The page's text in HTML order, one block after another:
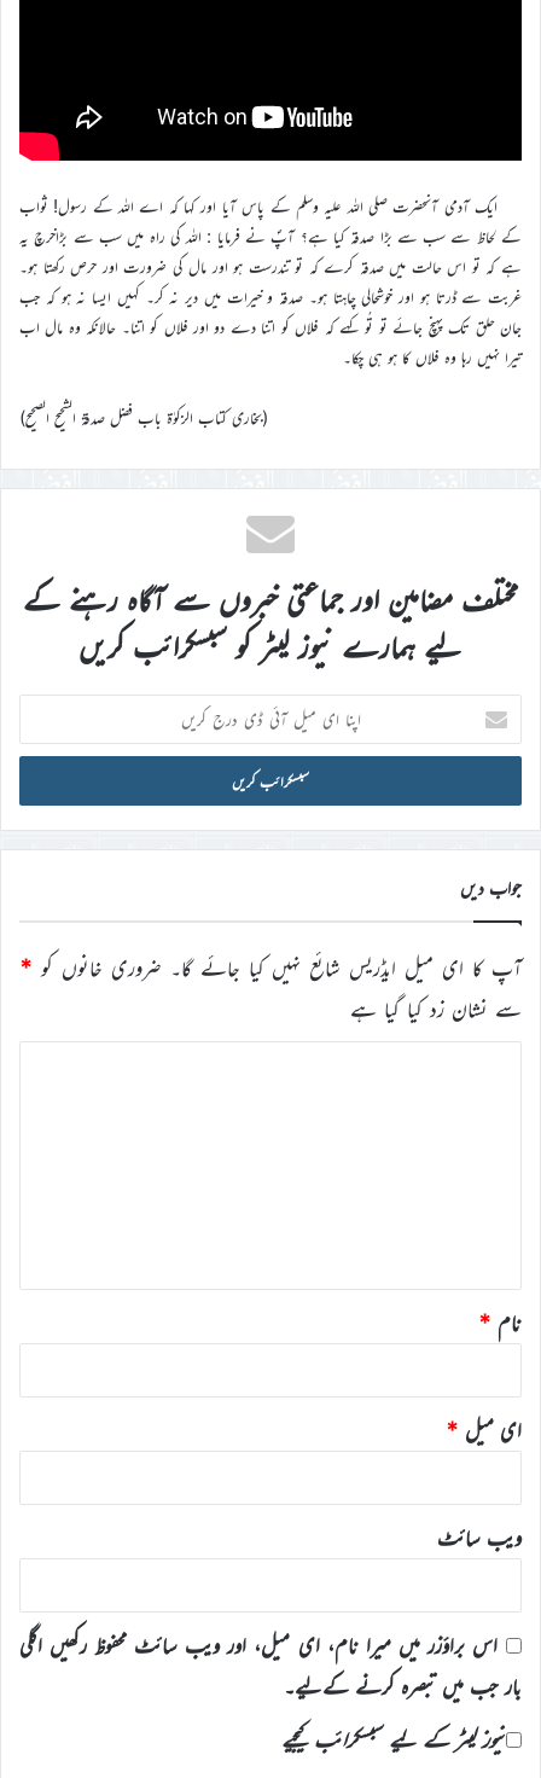
ایک آدمی آنحضرت صلی اللہ علیہ وسلم کے پاس آیا اور کہا کہ اے اللہ کے رسول! ثواب
کے لحاظ سے سب سے بڑا صدقہ کیا ہے؟ آپؐ نے فرمایا : اللہ کی راہ میں سب سے بڑاخرچ یہ
ہے کہ تو اس حالت میں صدقہ کرے کہ تو تندرست ہو اور مال کی ضرورت اور حرص رکھتا ہو۔
غربت سے ڈرتا ہو اور خوشحالی چاہتا ہو۔ صدقہ و خیرات میں دیر نہ کر۔ کہیں ایسا نہ ہو کہ جب
جان حلق تک پہنچ جائے تو تُو کہے کہ فلاں کو اتنا دے دو اور فلاں کو اتنا۔ حالانکہ وہ مال اب
تیرا نہیں رہا وہ فلاں کا ہو ہی چکا۔
(بخاری کتاب الزکوٰۃ باب فضل صدقۃ الشحیح الصحیح)
مختلف مضامین اور جماعتی خبروں سے آگاہ رہنے کے
لیے ہمارے نیوز لیٹر کو سبسکرائب کریں
اپنا
ای
میل
ڈی
درج
کریں
جواب دیں
آپ کا ای میل ایڈریس شائع نہیں کیا جائے گا۔ ضروری خانوں کو *
سے نشان زد کیا گیا ہے
نام *
ای میل *
ویب‌ سائٹ
اس براؤزر میں میرا نام، ای میل، اور ویب سائٹ محفوظ رکھیں اگلی
بار جب میں تبصرہ کرنے کےلیے۔
نیوز لیٹر کے لیے سبسکرائب کیجیے